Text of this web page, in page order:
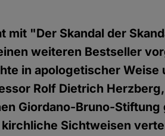
mit "Der Skandal der
weiteren Bestseller
in apologetischer Weise
Rolf Dietrich
Giordano-Bruno-
Sichtweisen